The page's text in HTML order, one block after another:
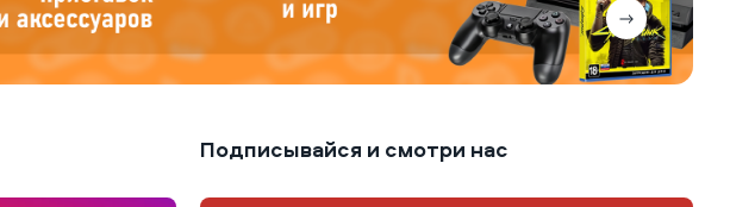
Подписывайся и смотри нас